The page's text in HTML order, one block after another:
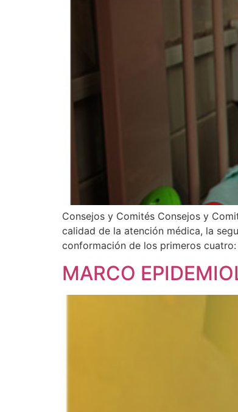
Consejos y Comités Consejos y
calidad de la atención médica, la
conformación de los primeros
MARCO